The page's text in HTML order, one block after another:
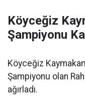
Köyceğiz
Şampiyonu
Köyceğiz
Şampiyonu olan
ağırladı.